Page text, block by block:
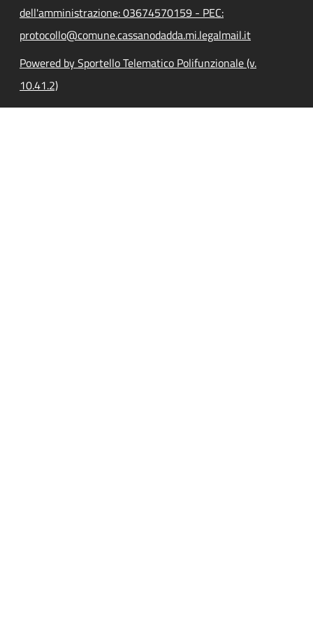
dell'amministrazione: 03674570159 - PEC:
protocollo@comune.cassanodadda.mi.legalmail.it
Powered by Sportello Telematico Polifunzionale (v.
10.41.2)